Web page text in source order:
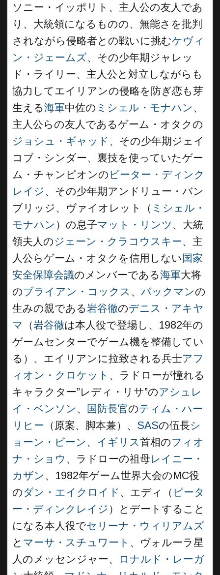
ソニー・イッポリト、主人公の友人であ
り、大統領になるものの、無能さを批判
されながら侵略者との戦いに挑むケヴィ
ン・ジェームズ、その少年期ジャレッ
ド・ライリー、主人公と対立しながらも
協力してエイリアンの侵略を防ぎ恋も芽
生える海軍中佐の ミシェル・モナハン 、
主人公らの友人であるゲーム・オタクの
ジョシュ・ギャッド 、その少年期ジェイ
コブ・シンダー、裏技を使っていたゲー
ム・チャンピオンの ピーター・ディンク
レイジ、その少年期アンドリュー・バン
ブリッジ、ヴァイオレット（ ミシェル・
モナハン ）の息子マット・リンツ 、大統
領夫人のジェーン・クラコウスキー、主
人公らゲーム・オタクを信用しない 国家
安全保障会議のメンバーである海軍大将
のブライアン・コックス 、 パックマンの
生みの親である岩谷徹のデニス・アキヤ
マ
（岩谷徹は本人役で登場し、1982年の
ゲームセンターでゲーム機を整備してい
る）、エイリアンに拉致される兵士アフ
ィオン・クロケット 、ラドローが憧れる
キャラクター”レディ・リサ”のアシュレ
イ・ベンソン 、 国防長官のティム・ハー
リヒー （原案、脚本兼）、 SASの伍長シ
ョーン・ビーン 、 イギリス首相のフィオ
ナ・ショウ 、ラドローの祖母レイニー・
カザン 、1982年ゲーム世界大会のMC役
のダン・エイクロイド 、エディ（ ピータ
ー・ディンクレイジ ）とデートすること
になる本人役でセリーナ・ウィリアムズ
と マーサ・スチュワート 、ヴォルーラ星
人のメッセンジャー、
ロナルド・レーガ